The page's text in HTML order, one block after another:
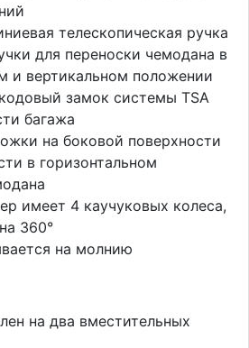
телескопическая ручка
для переноски чемодана в
и вертикальном положении
замок системы TSA
багажа
на боковой поверхности
в горизонтальном
имеет 4 каучуковых колеса,
360°
на молнию
на два вместительных